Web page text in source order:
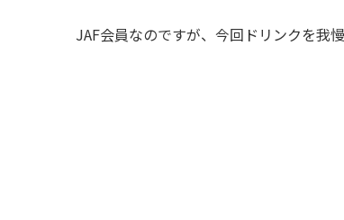
JAF会員なのですが、今回ドリンクを我